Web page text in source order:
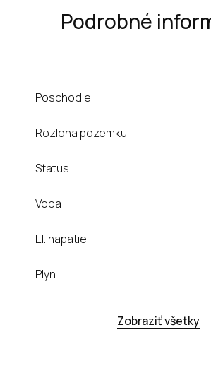
Podrobné
Poschodie
Rozloha pozemku
Status
Voda
El. napätie
Plyn
Zobraziť všetky